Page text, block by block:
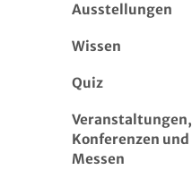
Ausstellungen
Wissen
Quiz
Veranstaltungen,
Konferenzen und
Messen